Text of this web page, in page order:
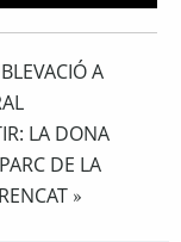
A
LA DONA
DE LA
»